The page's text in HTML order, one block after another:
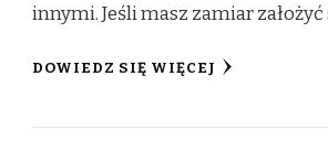
innymi. Jeśli masz zamiar założyć
DOWIEDZ SIĘ WIĘCEJ